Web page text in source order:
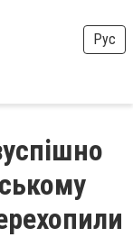
Рус